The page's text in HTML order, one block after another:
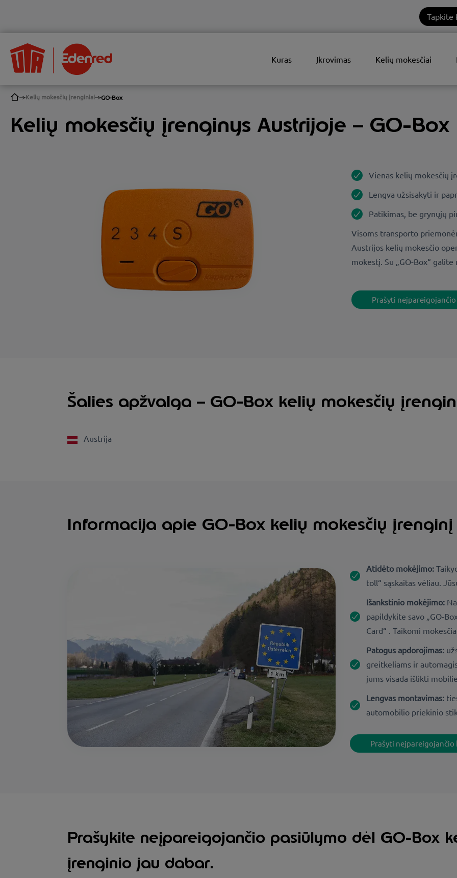
Tapkite
Kuras Įkrovimas Kelių mokesčiai
Kelių mokesčių įrenginiai GO-Box
Kelių mokesčių įrenginys Austrijoje – GO-Box
Vienas kelių mokesčių
Lengva užsisakyti ir
Patikimas, be grynųjų
Visoms transporto
Austrijos kelių mokesčio
mokestį. Su „GO-Box“
Prašyti
Šalies apžvalga – GO-Box kelių mokesčių
Austrija
Informacija apie GO-Box kelių mokesčių
Atidėto mokėjimo:
toll“ sąskaitas vėliau.
Išankstinio mokėjimo:
papildykite savo „GO-
Card“ . Taikomi
Patogus apdorojimas:
greitkeliams ir
jums visada išlikti
Lengvas montavimas:
automobilio priekinio
Prašyti neįpareigojančio
Prašykite neįpareigojančio pasiūlymo dėl GO-Box
įrenginio jau dabar.